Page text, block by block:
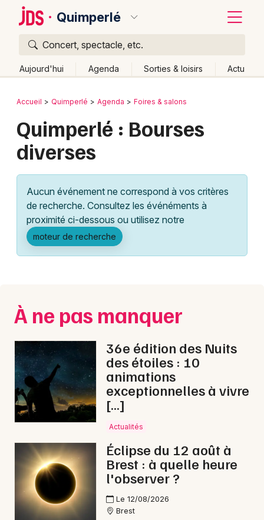
Quimperlé
Concert, spectacle, etc.
Aujourd'hui Agenda Sorties & loisirs Actu
Publier un événement
Grands événements
Activité & Expérience
Manifestations
Foires & salons
Concerts
Sports
Soirées
Sorties famille
Sorties & loisirs
Bourses dans le Finistère
Bourses en Bretagne
Bordeaux
Colmar
Lille
Lyon
Marseille
Mulhouse
Nice
Paris
Strasbourg
Toulouse
Toutes les villes
Retour
Accueil Quimperlé Agenda Foires & salons
Quimperlé : Bourses
diverses
Aucun événement ne correspond à vos critères
de recherche. Consultez les événéments à
proximité ci-dessous ou utilisez notre
moteur de recherche
À ne pas manquer
36e édition des Nuits
des étoiles : 10
animations
exceptionnelles à vivre
[…]
Actualités
Éclipse du 12 août à
Brest : à quelle heure
l'observer ?
Le 12/08/2026
Brest
Quoi ?
Où ?
Partout
Près de moi Changer de lieu
Quand ?
Aujourd'hui
Demain Ce week-end Autre